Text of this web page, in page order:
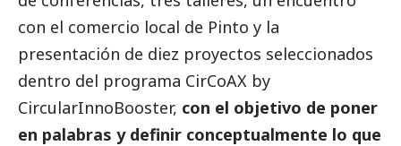
con el comercio local de Pinto y la
presentación de diez proyectos seleccionados
dentro del programa CirCoAX by
CircularInnoBooster, con el objetivo de poner
en palabras y definir conceptualmente lo que